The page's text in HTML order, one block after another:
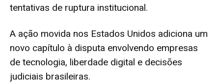
tentativas de ruptura institucional.
A ação movida nos Estados Unidos adiciona um
novo capítulo à disputa envolvendo empresas
de tecnologia, liberdade digital e decisões
judiciais brasileiras.